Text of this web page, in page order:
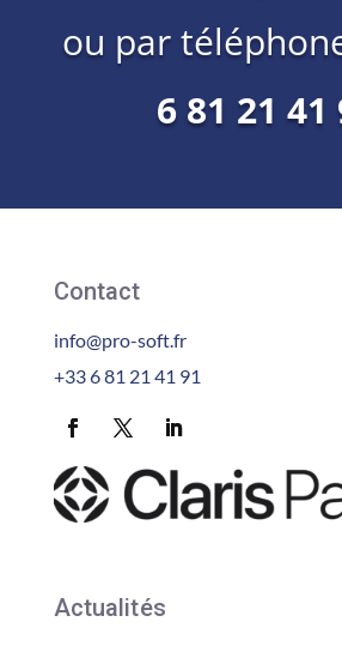
ou par
6 81 21 41
Contact
info@pro-soft.fr
+33 6 81 21 41 91
Actualités